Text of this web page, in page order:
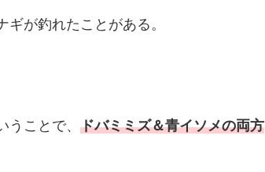
が釣れたことがある。
ことで、 ドバミミズ＆青イソメの両方